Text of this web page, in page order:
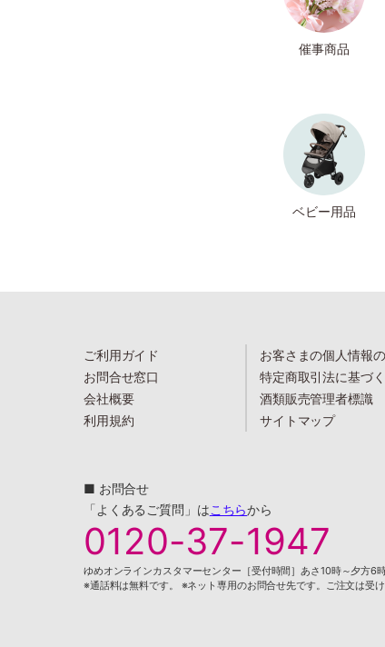
催事商品
ベビー用品
ご利用ガイド
お問合せ窓口
会社概要
利用規約
お客さまの個人情報
特定商取引法に基づ
酒類販売管理者標識
サイトマップ
■ お問合せ
「よくあるご質問」はこちらから
0120-37-1947
ゆめオンラインカスタマーセンター［受付時間］あさ10時～夕方6
※通話料は無料です。 ※ネット専用のお問合せ先です。ご注文は受け